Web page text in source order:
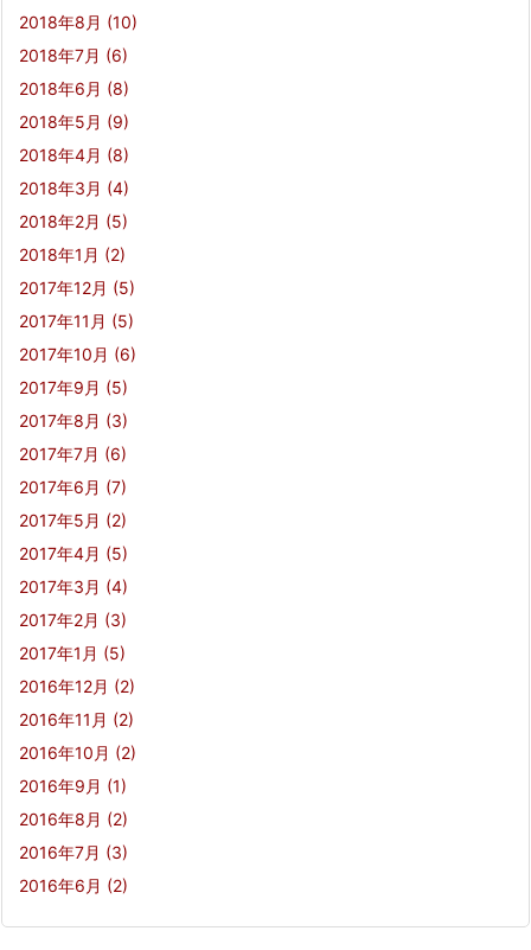
2018年8月 (10)
2018年7月 (6)
2018年6月 (8)
2018年5月 (9)
2018年4月 (8)
2018年3月 (4)
2018年2月 (5)
2018年1月 (2)
2017年12月 (5)
2017年11月 (5)
2017年10月 (6)
2017年9月 (5)
2017年8月 (3)
2017年7月 (6)
2017年6月 (7)
2017年5月 (2)
2017年4月 (5)
2017年3月 (4)
2017年2月 (3)
2017年1月 (5)
2016年12月 (2)
2016年11月 (2)
2016年10月 (2)
2016年9月 (1)
2016年8月 (2)
2016年7月 (3)
2016年6月 (2)